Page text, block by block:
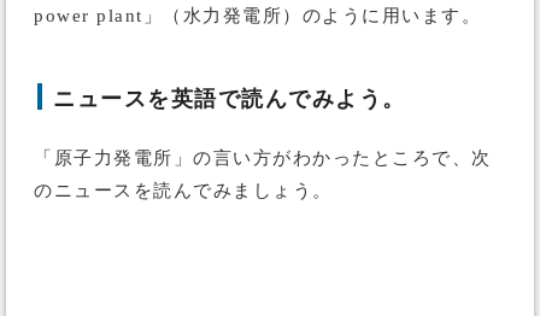
power plant」（水力発電所）のように用います。
ニュースを英語で読んでみよう。
「原子力発電所」の言い方がわかったところで、次
のニュースを読んでみましょう。